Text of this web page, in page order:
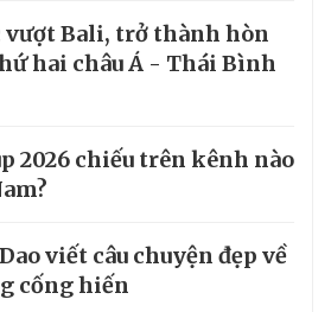
vượt Bali, trở thành hòn
hai châu Á - Thái Bình
2026 chiếu trên kênh nào
viết câu chuyện đẹp về
cống hiến